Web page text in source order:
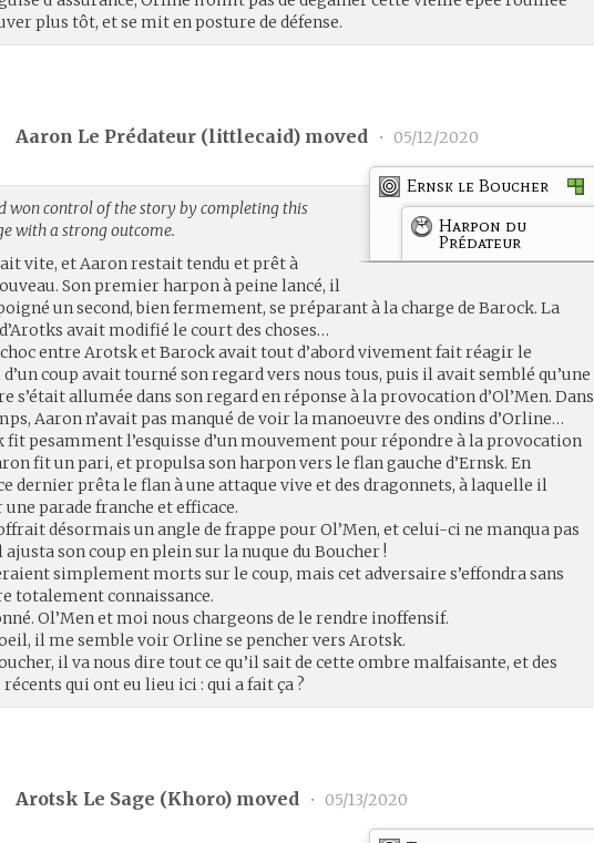
plus tôt, et se mit en posture de défense.
Aaron Le Prédateur (littlecaid) moved • 05/12/2020
Ernsk le Boucher
Harpon du
Prédateur
won control of the story by completing this
with a strong outcome.
vite, et Aaron restait tendu et prêt à
Son premier harpon à peine lancé, il
un second, bien fermement, se préparant à la charge de Barock. La
avait modifié le court des choses…
choc entre Arotsk et Barock avait tout d’abord vivement fait réagir le
d’un coup avait tourné son regard vers nous tous, puis il avait semblé qu’une
s’était allumée dans son regard en réponse à la provocation d’Ol’Men. Dans
Aaron n’avait pas manqué de voir la manoeuvre des ondins d’Orline…
fit pesamment l’esquisse d’un mouvement pour répondre à la provocation
fit un pari, et propulsa son harpon vers le flan gauche d’Ernsk. En
dernier prêta le flan à une attaque vive et des dragonnets, à laquelle il
parade franche et efficace.
désormais un angle de frappe pour Ol’Men, et celui-ci ne manqua pas
ajusta son coup en plein sur la nuque du Boucher !
simplement morts sur le coup, mais cet adversaire s’effondra sans
totalement connaissance.
Ol’Men et moi nous chargeons de le rendre inoffensif.
il me semble voir Orline se pencher vers Arotsk.
il va nous dire tout ce qu’il sait de cette ombre malfaisante, et des
qui ont eu lieu ici : qui a fait ça ?
Arotsk Le Sage (Khoro) moved • 05/13/2020